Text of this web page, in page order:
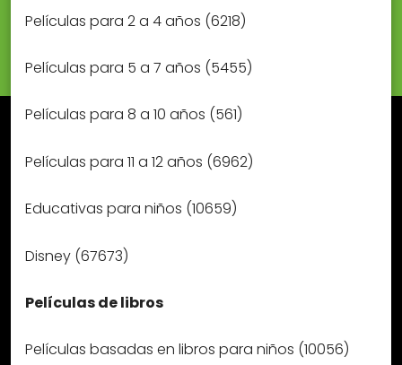
Películas para 2 a 4 años (6218)
Películas para 5 a 7 años (5455)
Películas para 8 a 10 años (561)
Películas para 11 a 12 años (6962)
Educativas para niños (10659)
Disney (67673)
Películas de libros
Películas basadas en libros para niños (10056)